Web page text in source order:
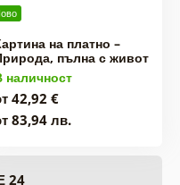
на платно –
пълна с живот
наличност
42,92 €
83,94 лв.
24